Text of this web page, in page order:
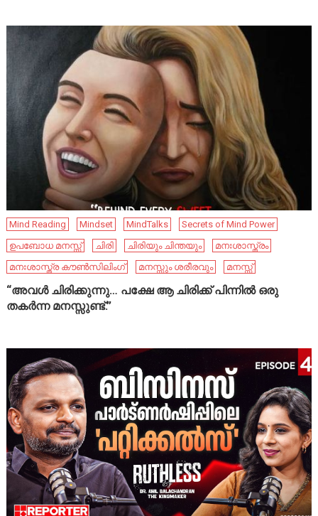
Mind Reading Mindset MindTalks
Secrets of Mind Power
ഉപബോധ മനസ്സ്
ചിരി ചിരിയും ചിന്തയും
മനഃശാസ്ത്രം
മനഃശാസ്ത്ര കൗൺസിലിംഗ്
മനസ്സും ശരീരവും മനസ്സ്
“അവൾ ചിരിക്കുന്നു… പക്ഷേ ആ ചിരിക്ക് പിന്നിൽ ഒരു
തകർന്ന മനസ്സുണ്ട്.”